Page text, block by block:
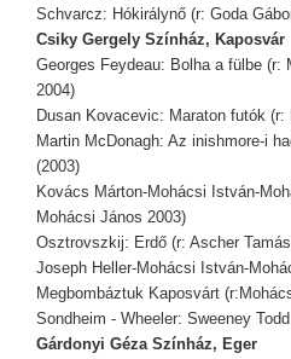
Schvarcz: Hókirálynő (r: Goda
Csiky Gergely Színház, Kaposvár
Georges Feydeau: Bolha a fülbe (r:
2004)
Dusan Kovacevic: Maraton futók
Martin McDonagh: Az inishmore-i
(2003)
Kovács Márton-Mohácsi István-
Mohácsi János 2003)
Osztrovszkij: Erdő (r: Ascher
Joseph Heller-Mohácsi István-
Megbombáztuk Kaposvárt
Sondheim - Wheeler: Sweeney
Gárdonyi Géza Színház, Eger